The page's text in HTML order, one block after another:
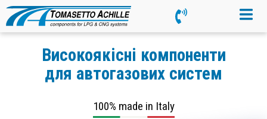
Високоякісні компоненти
для автогазових систем
100% made in Italy